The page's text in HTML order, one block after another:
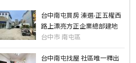
台中南屯買房 溱選-正五權西
路上漂亮方正企業總部建地
台中市 南屯區
台中南屯找屋 社區唯一釋出